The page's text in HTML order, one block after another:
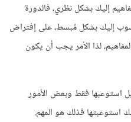
إليك بشكل نظري، فالدورة
إليك بشكل مُبسط، على إفتراض
لذا الأمر يجب أن يكون
استوعبها فقط وبعض الأمور
استوعبتها فذلك هو المهم.